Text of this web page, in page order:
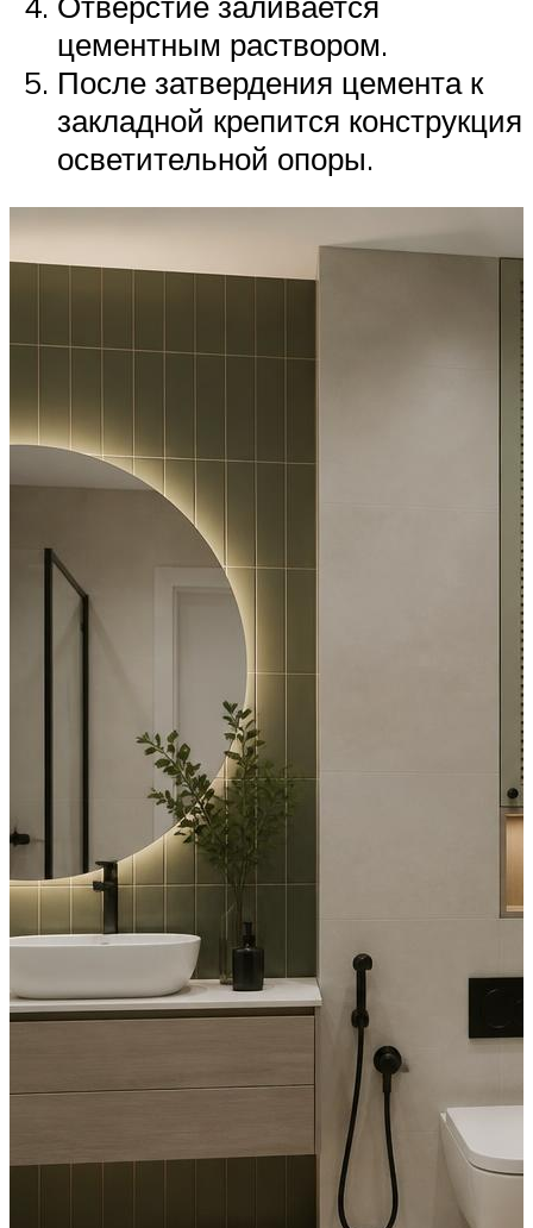
цементным раствором.
После затвердения цемента к
закладной крепится конструкция
осветительной опоры.